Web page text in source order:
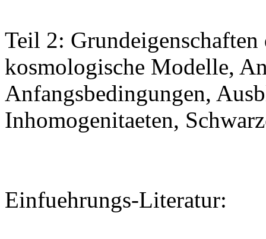
Teil 2:
kosmologische Modelle,
Anfangsbedingungen,
Inhomogenitaeten,
Einfuehrungs-Literatur: